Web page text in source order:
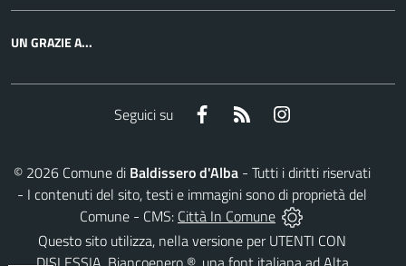
UN GRAZIE A...
Seguici su Facebook RSS
© 2026 Comune di Baldissero d'Alba - Tutti i diritti riservati
- I contenuti del sito, testi e immagini sono di proprietà del
Comune - CMS: Città In Comune
Questo sito utilizza, nella versione per UTENTI CON